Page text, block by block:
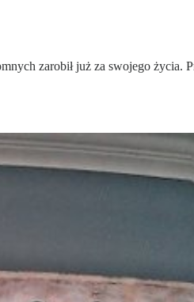
zarobił już za swojego życia.